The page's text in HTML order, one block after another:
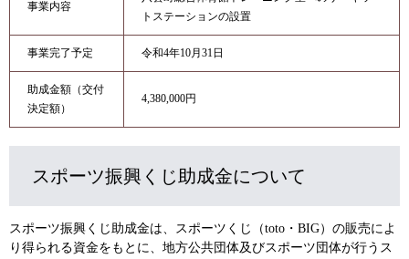
事業内容
トステーションの設置
事業完了予定 令和4年10月31日
助成金額（交付
決定額）
4,380,000円
スポーツ振興くじ助成金について
スポーツ振興くじ助成金は、スポーツくじ（toto・BIG）の販売によ
り得られる資金をもとに、地方公共団体及びスポーツ団体が行うス